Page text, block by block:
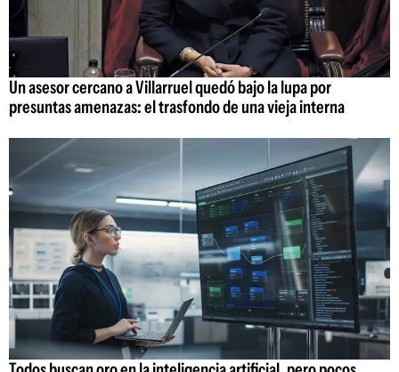
Un asesor cercano a Villarruel quedó bajo la lupa por
presuntas amenazas: el trasfondo de una vieja interna